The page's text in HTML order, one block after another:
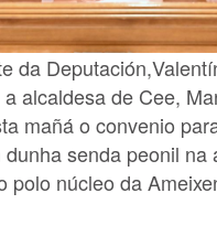
da
alcaldesa de Cee,
mañá o convenio
senda peonil na
polo núcleo da